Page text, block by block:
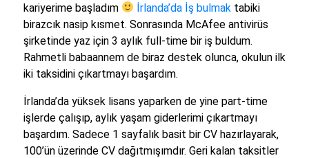
kariyerime başladım
İrlanda’da İş bulmak tabiki
birazcık nasip kısmet. Sonrasında McAfee antivirüs
şirketinde yaz için 3 aylık full-time bir iş buldum.
Rahmetli babaannem de biraz destek olunca, okulun ilk
iki taksidini çıkartmayı başardım.
İrlanda’da yüksek lisans yaparken de yine part-time
işlerde çalışıp, aylık yaşam giderlerimi çıkartmayı
başardım. Sadece 1 sayfalık basit bir CV hazırlayarak,
100’ün üzerinde CV dağıtmışımdır. Geri kalan taksitler